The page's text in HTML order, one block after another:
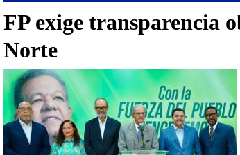
FP exige transparencia
Norte